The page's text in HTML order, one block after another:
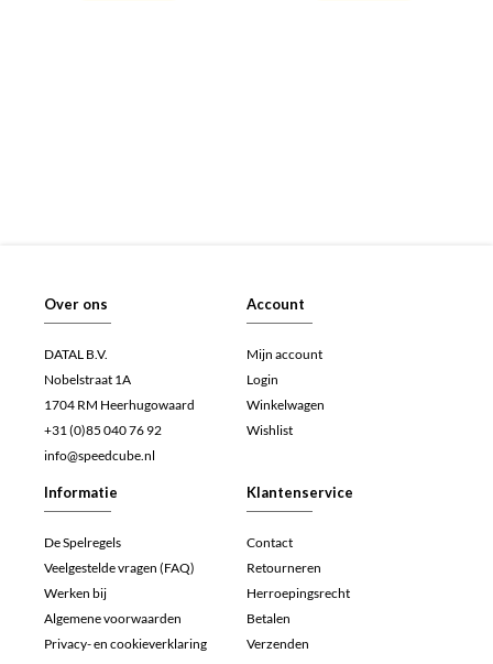
Over ons
DATAL B.V.
Nobelstraat 1A
1704 RM Heerhugowaard
+31 (0)85 040 76 92
info@speedcube.nl
Account
Mijn account
Login
Winkelwagen
Wishlist
Informatie
De Spelregels
Veelgestelde vragen (FAQ)
Werken bij
Algemene voorwaarden
Privacy- en cookieverklaring
Klantenservice
Contact
Retourneren
Herroepingsrecht
Betalen
Verzenden